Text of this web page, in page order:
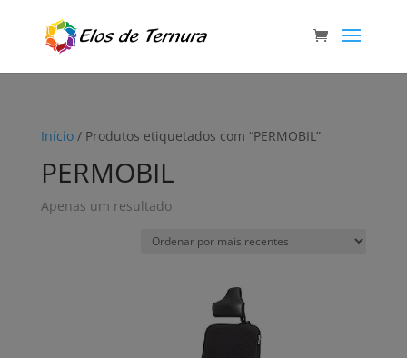
Início/ Produtos etiquetados com “PERMOBIL”
PERMOBIL
Apenas um resultado